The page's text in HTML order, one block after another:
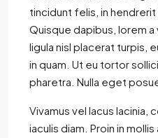
tincidunt felis, in hendrerit
Quisque dapibus, lorem
ligula nisl placerat turpis,
in quam. Ut eu tortor
pharetra. Nulla eget
Vivamus vel lacus lacinia,
iaculis diam. Proin in